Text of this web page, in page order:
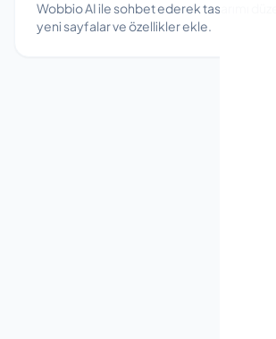
Wobbio AI ile sohbet ederek tasarımı
yeni sayfalar ve özellikler ekle.